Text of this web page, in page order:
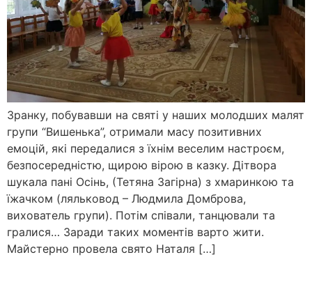
Зранку, побувавши на святі у наших молодших малят
групи “Вишенька”, отримали масу позитивних
емоцій, які передалися з їхнім веселим настроєм,
безпосередністю, щирою вірою в казку. Дітвора
шукала пані Осінь, (Тетяна Загірна) з хмаринкою та
їжачком (ляльковод – Людмила Домброва,
вихователь групи). Потім співали, танцювали та
гралися… Заради таких моментів варто жити.
Майстерно провела свято Наталя […]